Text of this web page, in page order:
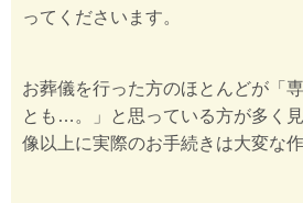
ってくださいます。
お葬儀を行った方のほとんどが「
とも…。」と思っている方が多く
像以上に実際のお手続きは大変な作